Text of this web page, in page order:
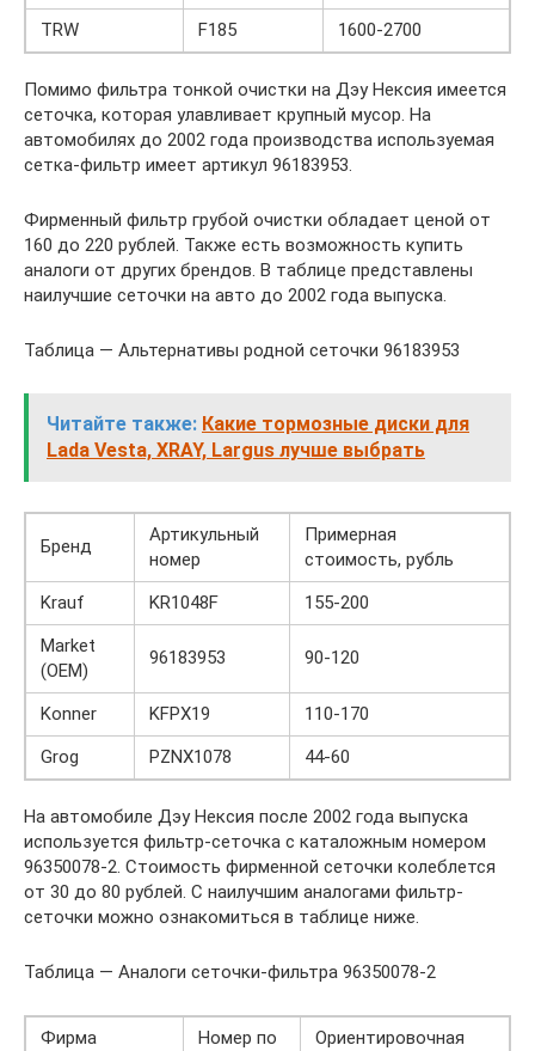
TRW F185 1600-2700
Помимо фильтра тонкой очистки на Дэу Нексия имеется
сеточка, которая улавливает крупный мусор. На
автомобилях до 2002 года производства используемая
сетка-фильтр имеет артикул 96183953.
Фирменный фильтр грубой очистки обладает ценой от
160 до 220 рублей. Также есть возможность купить
аналоги от других брендов. В таблице представлены
наилучшие сеточки на авто до 2002 года выпуска.
Таблица — Альтернативы родной сеточки 96183953
Читайте также: Какие тормозные диски для
Lada Vesta, XRAY, Largus лучше выбрать
Бренд
Артикульный
номер
Примерная
стоимость, рубль
Krauf
KR1048F
155-200
Market
(OEM)
96183953 90-120
Konner KFPX19
110-170
Grog
PZNX1078 44-60
На автомобиле Дэу Нексия после 2002 года выпуска
используется фильтр-сеточка с каталожным номером
96350078-2. Стоимость фирменной сеточки колеблется
от 30 до 80 рублей. С наилучшим аналогами фильтр-
сеточки можно ознакомиться в таблице ниже.
Таблица — Аналоги сеточки-фильтра 96350078-2
Фирма
Номер по
Ориентировочная